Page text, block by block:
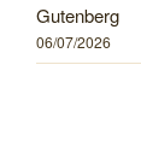
Gutenberg
06/07/2026